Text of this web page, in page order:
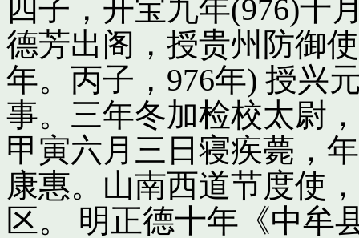
四子，开宝九年(976)十
德芳出阁，授贵州防御
年。丙子，976年) 授兴
事。三年冬加检校太尉
甲寅六月三日寝疾薨，
康惠。山南西道节度使
区。 明正德十年《中牟